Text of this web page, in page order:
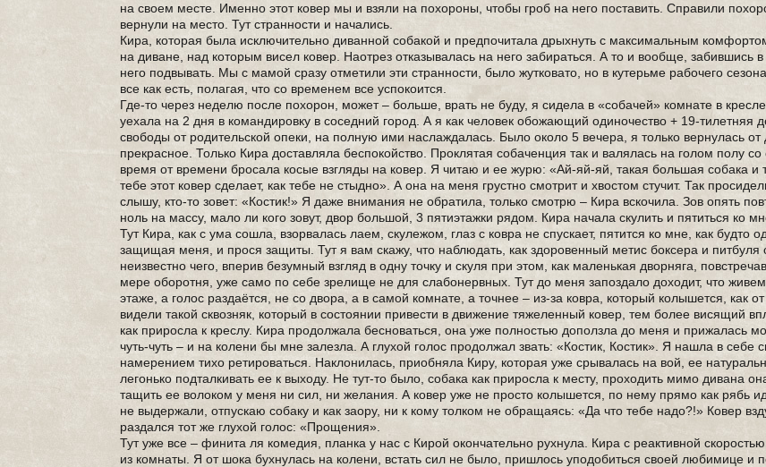
на своем месте. Именно этот ковер мы и взяли на похороны, чтобы гроб на него поставить. Справили
вернули на место. Тут странности и начались.
Кира, которая была исключительно диванной собакой и предпочитала дрыхнуть с максимальным
на диване, над которым висел ковер. Наотрез отказывалась на него забираться. А то и вообще, забившись
него подвывать. Мы с мамой сразу отметили эти странности, было жутковато, но в кутерьме рабочего
все как есть, полагая, что со временем все успокоится.
Где-то через неделю после похорон, может – больше, врать не буду, я сидела в «собачей» комнате в
уехала на 2 дня в командировку в соседний город. А я как человек обожающий одиночество + 19-тилетняя
свободы от родительской опеки, на полную ими наслаждалась. Было около 5 вечера, я только вернулась от
прекрасное. Только Кира доставляла беспокойство. Проклятая собаченция так и валялась на голом полу
время от времени бросала косые взгляды на ковер. Я читаю и ее журю: «Ай-яй-яй, такая большая собака и
тебе этот ковер сделает, как тебе не стыдно». А она на меня грустно смотрит и хвостом стучит. Так
слышу, кто-то зовет: «Костик!» Я даже внимания не обратила, только смотрю – Кира вскочила. Зов опять
ноль на массу, мало ли кого зовут, двор большой, 3 пятиэтажки рядом. Кира начала скулить и пятиться ко
Тут Кира, как с ума сошла, взорвалась лаем, скулежом, глаз с ковра не спускает, пятится ко мне, как будто
защищая меня, и прося защиты. Тут я вам скажу, что наблюдать, как здоровенный метис боксера и питбуля
неизвестно чего, вперив безумный взгляд в одну точку и скуля при этом, как маленькая дворняга,
мере оборотня, уже само по себе зрелище не для слабонервных. Тут до меня запоздало доходит, что
этаже, а голос раздаётся, не со двора, а в самой комнате, а точнее – из-за ковра, который колышется, как
видели такой сквозняк, который в состоянии привести в движение тяжеленный ковер, тем более висящий
как приросла к креслу. Кира продолжала бесноваться, она уже полностью доползла до меня и прижалась
чуть-чуть – и на колени бы мне залезла. А глухой голос продолжал звать: «Костик, Костик». Я нашла в себе
намерением тихо ретироваться. Наклонилась, приобняла Киру, которая уже срывалась на вой, ее
легонько подталкивать ее к выходу. Не тут-то было, собака как приросла к месту, проходить мимо дивана
тащить ее волоком у меня ни сил, ни желания. А ковер уже не просто колышется, по нему прямо как рябь
не выдержали, отпускаю собаку и как заору, ни к кому толком не обращаясь: «Да что тебе надо?!» Ковер
раздался тот же глухой голос: «Прощения».
Тут уже все – финита ля комедия, планка у нас с Кирой окончательно рухнула. Кира с реактивной
из комнаты. Я от шока бухнулась на колени, встать сил не было, пришлось уподобиться своей любимице и